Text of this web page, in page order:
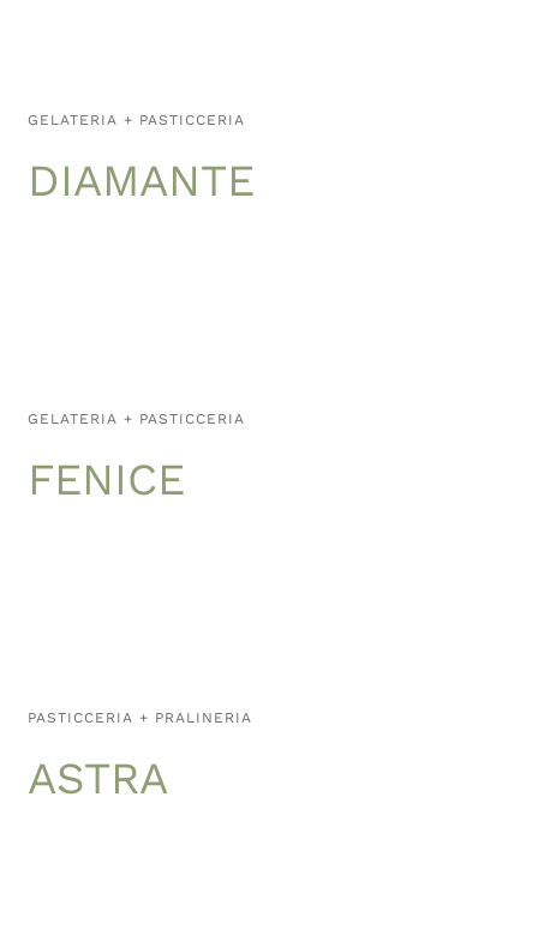
GELATERIA + PASTICCERIA
DIAMANTE
GELATERIA + PASTICCERIA
FENICE
PASTICCERIA + PRALINERIA
ASTRA